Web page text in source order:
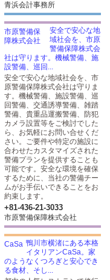
青浜会計事務所
安全で安心な地
域社会を、市原
警備保障株式会
社は守ります。機械警備、施
設警備、巡回...
安全で安心な地域社会を、市
原警備保障株式会社は守りま
す。機械警備、施設警備、巡
回警備、交通誘導警備、雑踏
警備、貴重品運搬警備、防犯
カメラ設置等をご検討でした
ら、お気軽にお問い合せくだ
さい。ご要件や特定の施設に
合わせたカスタマイズされた
警備プランを提供することも
可能です。安全な環境を確保
するために、当社の警備チー
ムがお手伝いできることをお
約束します。
+81-436-21-3033
市原警備保障株式会社
鴨川市横渚にある本格
イタリアンCaSa。家
のようなくつろぎと安心でき
る食材、そし...